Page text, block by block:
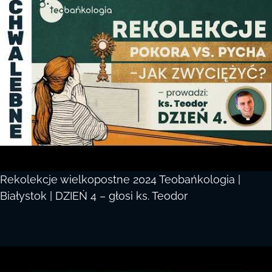
Rekolekcje wielkopostne 2024 Teobańkologia |
Białystok | DZIEŃ 4 – głosi ks. Teodor